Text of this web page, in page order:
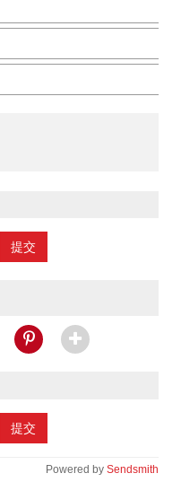
提交
提交
Powered by Sendsmith